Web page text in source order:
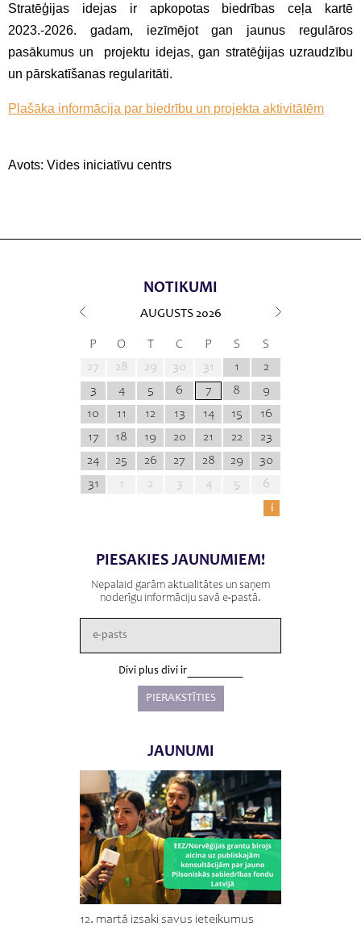
Stratēģijas idejas ir apkopotas biedrības ceļa kartē
2023.-2026. gadam, iezīmējot gan jaunus regulāros
pasākumus un projektu idejas, gan stratēģijas uzraudzību
un pārskatīšanas regularitāti.
Plašāka informācija par biedrību un projekta aktivitātēm
Avots: Vides iniciatīvu centrs
NOTIKUMI
AUGUSTS 2026
P O T C P S
S
27
28 29 30 31 1
2
3
4 5 6 7 8
9
10
11 12 13 14 15
16
17
18 19 20 21 22
23
24
25 26 27 28 29
30
31
1 2 3 4 5
6
i
PIESAKIES JAUNUMIEM!
Nepalaid garām aktualitātes un saņem
noderīgu informāciju savā e-pastā.
Divi plus divi ir
JAUNUMI
12. martā izsaki savus ieteikumus